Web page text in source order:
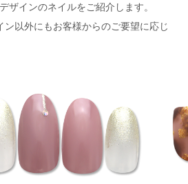
ザインのネイルをご紹介します。
ン以外にもお客様からのご要望に応じ